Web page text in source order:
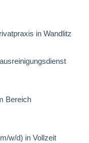
in Wandlitz
Bereich
w/d) in Vollzeit